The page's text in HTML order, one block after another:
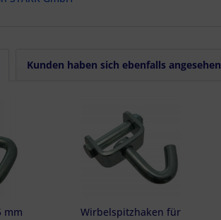
Kunden haben sich ebenfalls angesehen
mm
Wirbelspitzhaken für